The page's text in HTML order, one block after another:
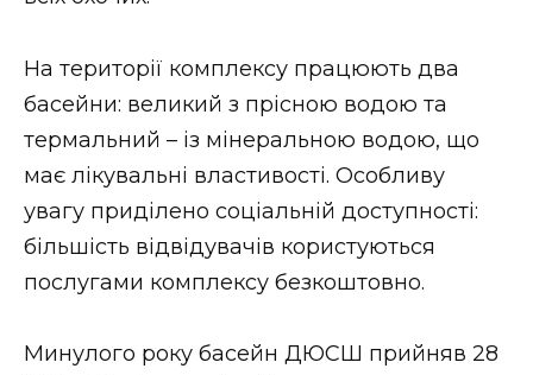
ВІДЕО
На території комплексу працюють два
басейни: великий з прісною водою та
термальний – із мінеральною водою, що
має лікувальні властивості. Особливу
увагу приділено соціальній доступності:
більшість відвідувачів користуються
послугами комплексу безкоштовно.
Минулого року басейн ДЮСШ прийняв 28